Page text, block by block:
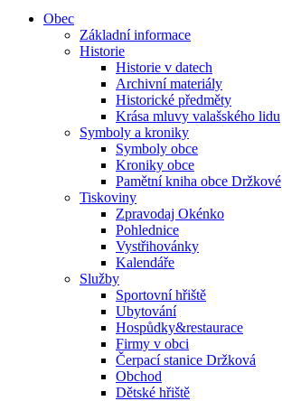
Obec
Základní informace
Historie
Historie v datech
Archivní materiály
Historické předměty
Krása mluvy valašského lidu
Symboly a kroniky
Symboly obce
Kroniky obce
Pamětní kniha obce Držkové
Tiskoviny
Zpravodaj Okénko
Pohlednice
Vystřihovánky
Kalendáře
Služby
Sportovní hřiště
Ubytování
Hospůdky&restaurace
Firmy v obci
Čerpací stanice Držková
Obchod
Dětské hřiště